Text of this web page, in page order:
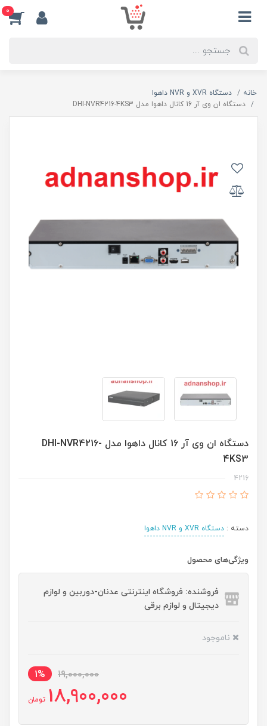
0
خانه
دستگاه XVR و NVR داهوا
دستگاه ان وی آر 16 کانال داهوا مدل DHI-NVR4216-4KS3
دستگاه ان وی آر 16 کانال داهوا مدل DHI-NVR4216-
4KS3
4216
دسته : دستگاه XVR و NVR داهوا
ویژگی‌های محصول
فروشنده: فروشگاه اینترنتی عدنان-دوربین و لوازم
دیجیتال و لوازم برقی
ناموجود
19,000,000
1%
18,900,000 تومان